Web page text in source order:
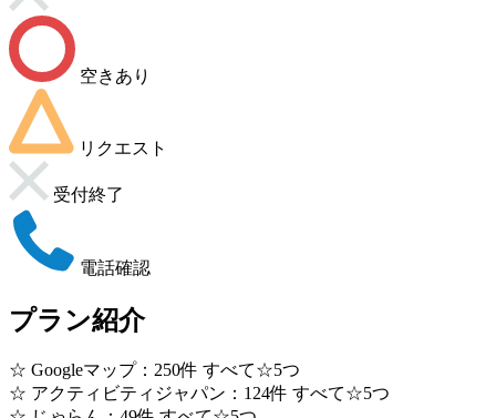
空きあり
リクエスト
受付終了
電話確認
プラン紹介
☆ Googleマップ：250件 すべて☆5つ
☆ アクティビティジャパン：124件 すべて☆5つ